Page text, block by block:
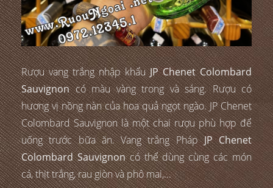
Rượu vang trắng nhập khẩuJP Chenet Colombard
Sauvignoncó màu vàng trong và sáng. Rượu có
hương vị nồng nàn của hoa quả ngọt ngào. JP Chenet
Colombard Sauvignon là một chai rượu phù hợp để
uống trước bữa ăn. Vang trắng PhápJP Chenet
Colombard Sauvignoncó thể dùng cùng các món
cá, thịt trắng, rau giòn và phô mai,...